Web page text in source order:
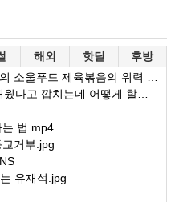
해외 핫딜 후방
울푸드 제육볶음의 위력 ㅋㅋ
고 깝치는데 어떻게 할까요?
법.mp4
거부.jpg
유재석.jpg